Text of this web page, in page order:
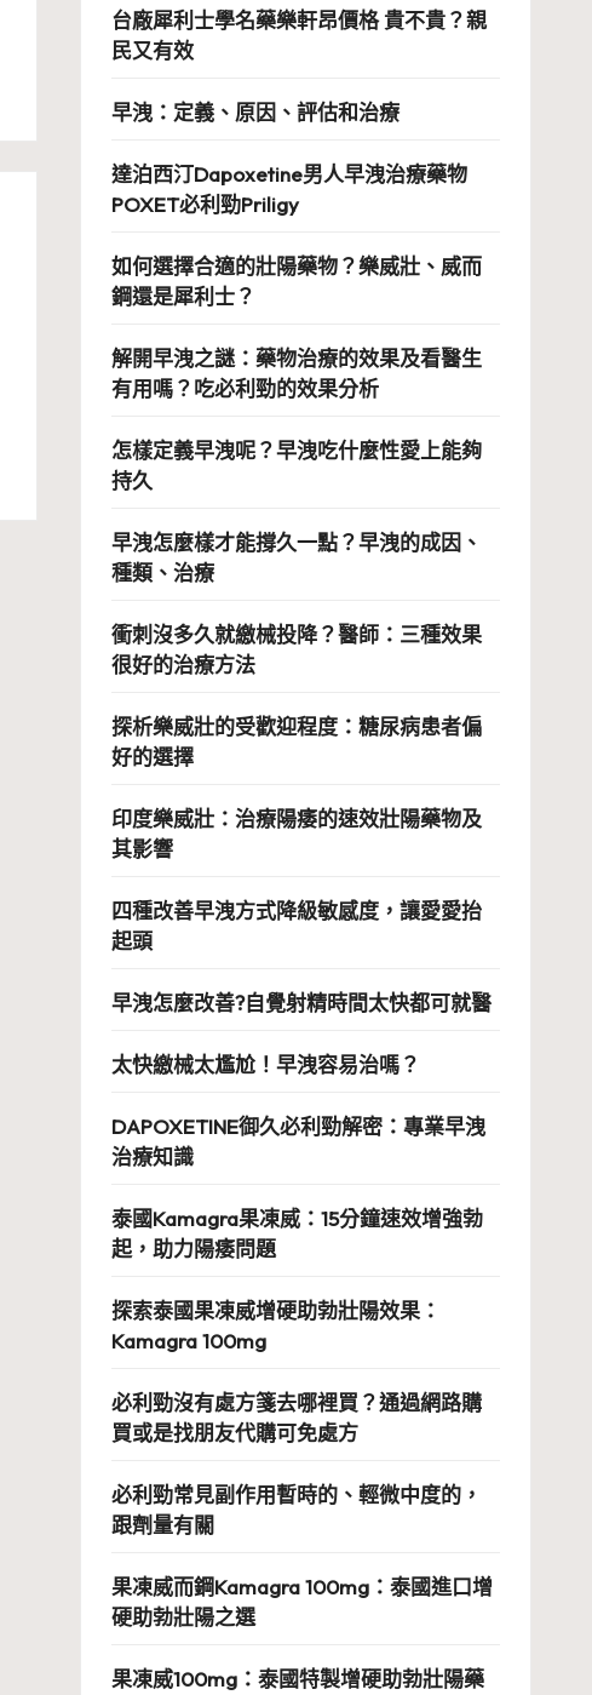
台廠犀利士學名藥樂軒昂價格 貴不貴？親
民又有效
早洩：定義、原因、評估和治療
達泊西汀Dapoxetine男人早洩治療藥物
POXET必利勁Priligy
如何選擇合適的壯陽藥物？樂威壯、威而
鋼還是犀利士？
解開早洩之謎：藥物治療的效果及看醫生
有用嗎？吃必利勁的效果分析
怎樣定義早洩呢？早洩吃什麼性愛上能夠
持久
早洩怎麼樣才能撐久一點？早洩的成因、
種類、治療
衝刺沒多久就繳械投降？醫師：三種效果
很好的治療方法
探析樂威壯的受歡迎程度：糖尿病患者偏
好的選擇
印度樂威壯：治療陽痿的速效壯陽藥物及
其影響
四種改善早洩方式降級敏感度，讓愛愛抬
起頭
早洩怎麼改善?自覺射精時間太快都可就醫
太快繳械太尷尬！早洩容易治嗎？
DAPOXETINE御久必利勁解密：專業早洩
治療知識
泰國Kamagra果凍威：15分鐘速效增強勃
起，助力陽痿問題
探索泰國果凍威增硬助勃壯陽效果：
Kamagra 100mg
必利勁沒有處方箋去哪裡買？通過網路購
買或是找朋友代購可免處方
必利勁常見副作用暫時的、輕微中度的，
跟劑量有關
果凍威而鋼Kamagra 100mg：泰國進口增
硬助勃壯陽之選
果凍威100mg：泰國特製增硬助勃壯陽藥